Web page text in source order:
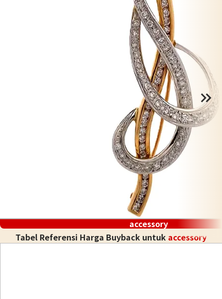
accessory
Tabel Referensi Harga Buyback untuk accessory